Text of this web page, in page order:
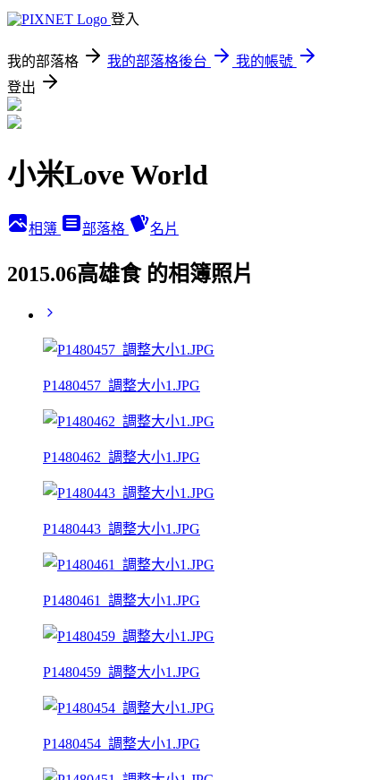
登入
我的部落格 我的部落格後台
我的帳號
登出
小米Love World
相簿 部落格 名片
2015.06高雄食 的相簿照片
P1480457_調整大小1.JPG
P1480462_調整大小1.JPG
P1480443_調整大小1.JPG
P1480461_調整大小1.JPG
P1480459_調整大小1.JPG
P1480454_調整大小1.JPG